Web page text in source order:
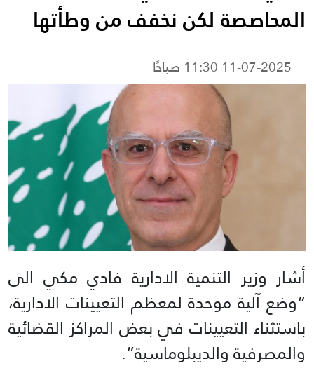
المحاصصة لكن نخفف من وطأتها
11-07-2025 11:30 صباحًا
أشار وزير التنمية الادارية فادي مكي الى
“وضع آلية موحدة لمعظم التعيينات الادارية،
باستثناء التعيينات في بعض المراكز القضائية
والمصرفية والديبلوماسية”.